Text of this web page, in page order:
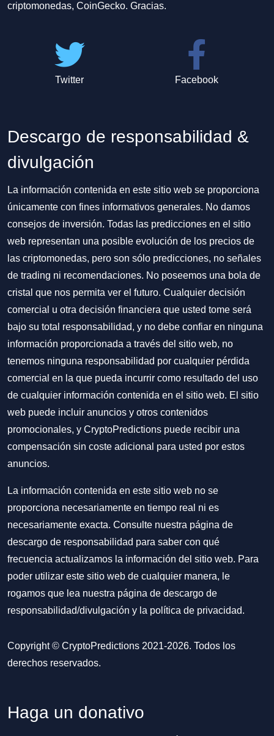
criptomonedas, CoinGecko. Gracias.
Twitter Facebook
Descargo de responsabilidad &
divulgación
La información contenida en este sitio web se proporciona
únicamente con fines informativos generales. No damos
consejos de inversión. Todas las predicciones en el sitio
web representan una posible evolución de los precios de
las criptomonedas, pero son sólo predicciones, no señales
de trading ni recomendaciones. No poseemos una bola de
cristal que nos permita ver el futuro. Cualquier decisión
comercial u otra decisión financiera que usted tome será
bajo su total responsabilidad, y no debe confiar en ninguna
información proporcionada a través del sitio web, no
tenemos ninguna responsabilidad por cualquier pérdida
comercial en la que pueda incurrir como resultado del uso
de cualquier información contenida en el sitio web. El sitio
web puede incluir anuncios y otros contenidos
promocionales, y CryptoPredictions puede recibir una
compensación sin coste adicional para usted por estos
anuncios.
La información contenida en este sitio web no se
proporciona necesariamente en tiempo real ni es
necesariamente exacta. Consulte nuestra página de
descargo de responsabilidad para saber con qué
frecuencia actualizamos la información del sitio web. Para
poder utilizar este sitio web de cualquier manera, le
rogamos que lea nuestra página de descargo de
responsabilidad/divulgación y la política de privacidad.
Copyright © CryptoPredictions 2021-2026. Todos los
derechos reservados.
Haga un donativo